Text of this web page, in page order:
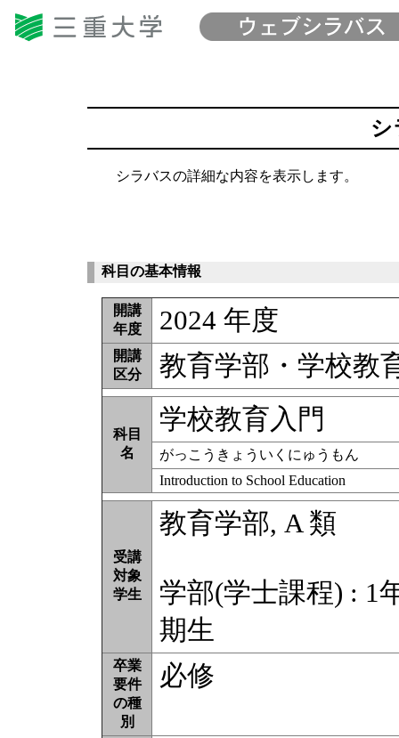
シ
シラバスの詳細な内容を表示します。
科目の基本情報
開講
年度
2024 年度
開講
区分
教育学部・学校教
科目
名
学校教育入門
がっこうきょういくにゅうもん
Introduction to School Education
受講
対象
学生
教育学部, A 類
学部(学士課程) : 1
期生
卒業
要件
の種
別
必修